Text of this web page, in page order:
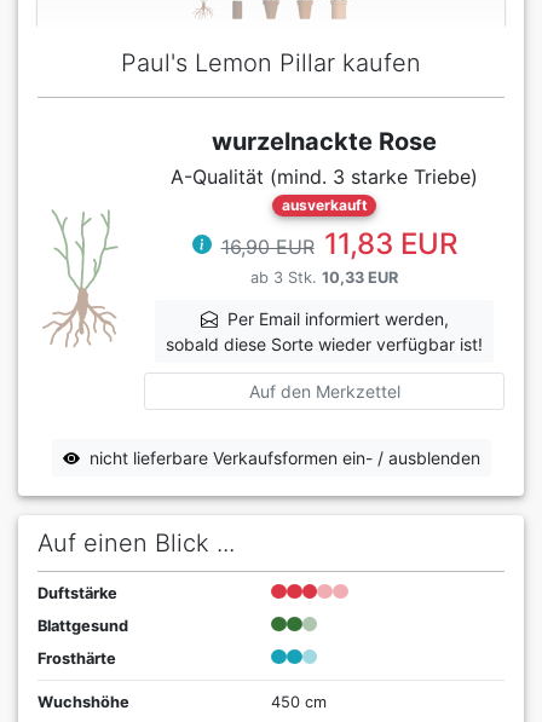
Paul's Lemon Pillar kaufen
wurzelnackte Rose
A-Qualität (mind. 3 starke Triebe)
ausverkauft
16,90 EUR 11,83 EUR
ab 3 Stk. 10,33 EUR
Per Email informiert werden,
sobald diese Sorte wieder verfügbar ist!
Auf den Merkzettel
nicht lieferbare Verkaufsformen ein- / ausblenden
Auf einen Blick ...
Duftstärke
Blattgesund
Frosthärte
Wuchshöhe 450 cm